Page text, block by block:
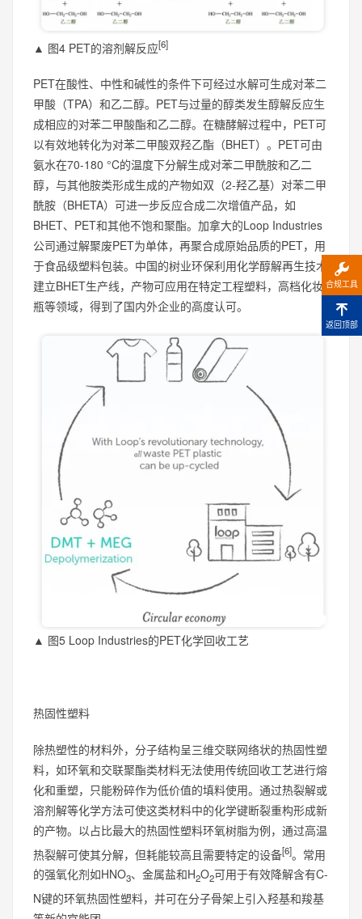
▲ 图4 PET的溶剂解反应[6]
PET在酸性、中性和碱性的条件下可经过水解可生成对苯二
甲酸（TPA）和乙二醇。PET与过量的醇类发生醇解反应生
成相应的对苯二甲酸酯和乙二醇。在糖酵解过程中，PET可
以有效地转化为对苯二甲酸双羟乙酯（BHET）。PET可由
氨水在70-180 °C的温度下分解生成对苯二甲酰胺和乙二
醇，与其他胺类形成生成的产物如双（2-羟乙基）对苯二甲
酰胺（BHETA）可进一步反应合成二次增值产品，如
BHET、PET和其他不饱和聚酯。加拿大的Loop Industries
公司通过解聚废PET为单体，再聚合成原始品质的PET，用
于食品级塑料包装。中国的树业环保利用化学醇解再生技术
建立BHET生产线，产物可应用在特定工程塑料，高档化妆
瓶等领域，得到了国内外企业的高度认可。
▲ 图5 Loop Industries的PET化学回收工艺
热固性塑料
除热塑性的材料外，分子结构呈三维交联网络状的热固性塑
料，如环氧和交联聚酯类材料无法使用传统回收工艺进行熔
化和重塑，只能粉碎作为低价值的填料使用。通过热裂解或
溶剂解等化学方法可使这类材料中的化学键断裂重构形成新
的产物。以占比最大的热固性塑料环氧树脂为例，通过高温
热裂解可使其分解，但耗能较高且需要特定的设备[6]。常用
的强氧化剂如HNO3、金属盐和H2O2可用于有效降解含有C-
N键的环氧热固性塑料，并可在分子骨架上引入羟基和羧基
合规工具
返回顶部